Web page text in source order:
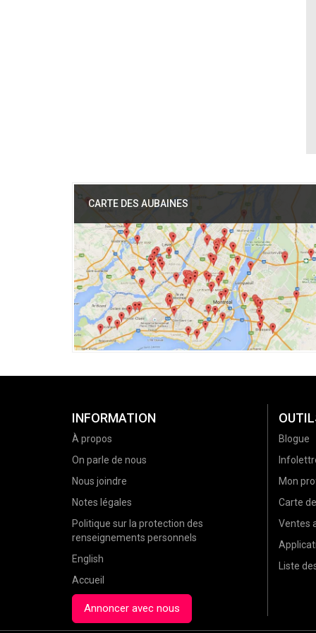
CARTE DES AUBAINES
INFORMATION
À propos
On parle de nous
Nous joindre
Notes légales
Politique sur la protection des
renseignements personnels
English
Accueil
Annoncer avec nous
Blogue
Mon
Carte
Ventes
Liste